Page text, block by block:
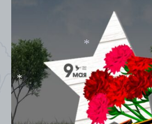
*
*